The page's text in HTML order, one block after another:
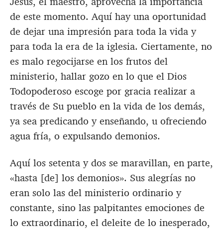
de este momento. Aquí hay una oportunidad
de dejar una impresión para toda la vida y
para toda la era de la iglesia. Ciertamente, no
es malo regocijarse en los frutos del
ministerio, hallar gozo en lo que el Dios
Todopoderoso escoge por gracia realizar a
través de Su pueblo en la vida de los demás,
ya sea predicando y enseñando, u ofreciendo
agua fría, o expulsando demonios.
Aquí los setenta y dos se maravillan, en parte,
«hasta [de] los demonios». Sus alegrías no
eran solo las del ministerio ordinario y
constante, sino las palpitantes emociones de
lo extraordinario, el deleite de lo inesperado,